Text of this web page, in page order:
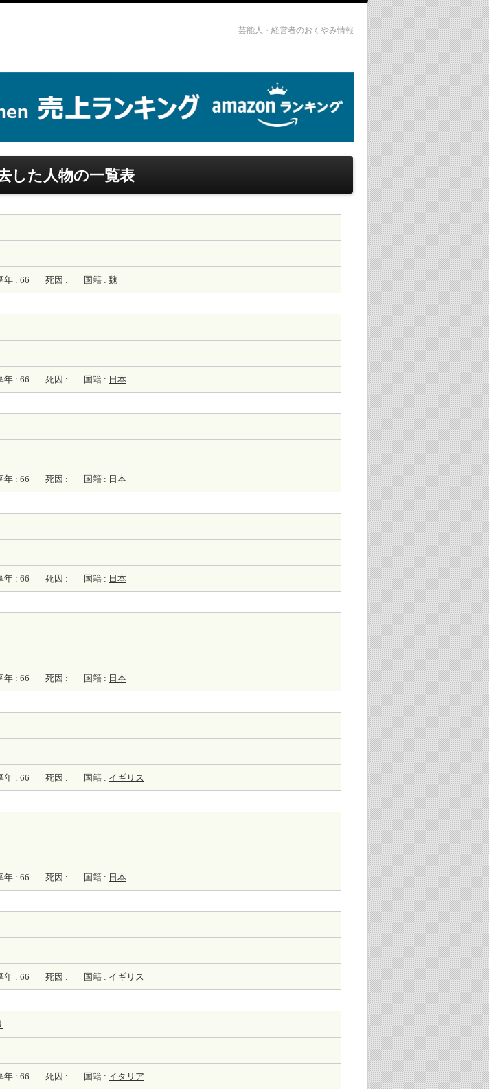
芸能人・経営者のおくやみ情報
した人物の一覧表
年 : 66 死因 : 国籍 : 魏
年 : 66 死因 : 国籍 : 日本
年 : 66 死因 : 国籍 : 日本
年 : 66 死因 : 国籍 : 日本
年 : 66 死因 : 国籍 : 日本
年 : 66 死因 : 国籍 : イギリス
年 : 66 死因 : 国籍 : 日本
年 : 66 死因 : 国籍 : イギリス
年 : 66 死因 : 国籍 : イタリア